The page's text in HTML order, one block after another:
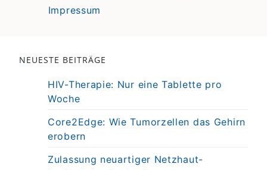
Impressum
NEUESTE BEITRÄGE
HIV-Therapie: Nur eine Tablette pro
Woche
Core2Edge: Wie Tumorzellen das Gehirn
erobern
Zulassung neuartiger Netzhaut-